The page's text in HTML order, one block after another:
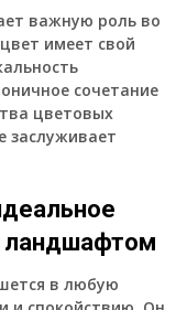
важную роль во
имеет свой
сочетание
цветовых
заслуживает
ландшафтом
в любую